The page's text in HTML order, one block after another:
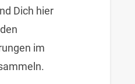
Dich hier
im